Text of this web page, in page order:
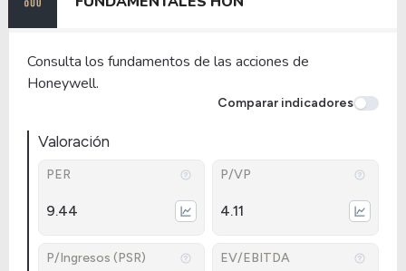
Consulta los fundamentos de las acciones de
Honeywell.
Comparar indicadores
Valoración
PER
9.44
P/VP
4.11
P/Ingresos (PSR) EV/EBITDA